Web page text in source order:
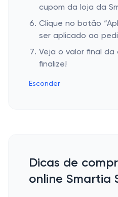
cupom da loja da
Clique no botão
ser aplicado ao
Veja o valor final da
finalize!
Esconder
Dicas de
online Smartia